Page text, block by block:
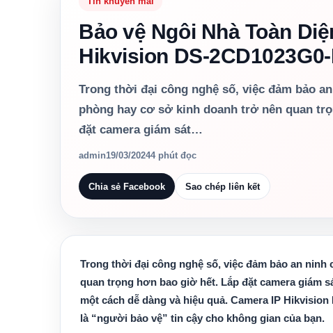
Bảo vệ Ngôi Nhà Toàn
Hikvision DS-
Trong thời đại công nghệ số, việc đảm bảo
phòng hay cơ sở kinh doanh trở nên quan
đặt camera giám sát…
admin19/03/20244 phút đọc
Chia sẻ Facebook Sao chép liên kết
Trong thời đại công nghệ số, việc đảm bảo an
quan trọng hơn bao giờ hết. Lắp đặt camera giám
một cách dễ dàng và hiệu quả. Camera IP Hikvision
là “người bảo vệ” tin cậy cho không gian của bạn.